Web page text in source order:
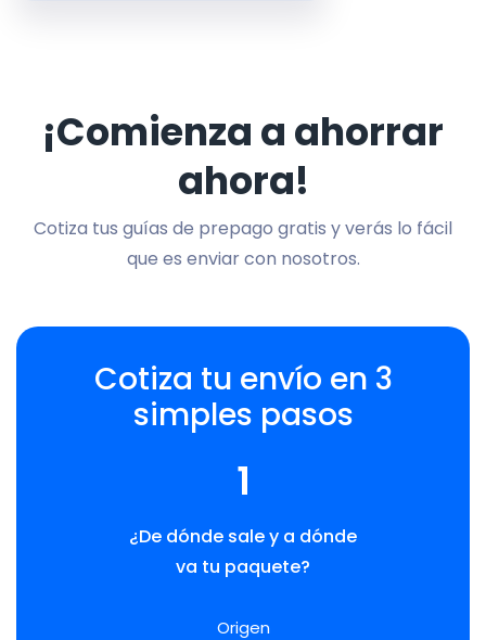
¡Comienza a ahorrar
ahora!
Cotiza tus guías de prepago gratis y verás lo fácil
que es enviar con nosotros.
Cotiza tu envío en 3
simples pasos
1
¿De dónde sale y a dónde
va tu paquete?
Origen